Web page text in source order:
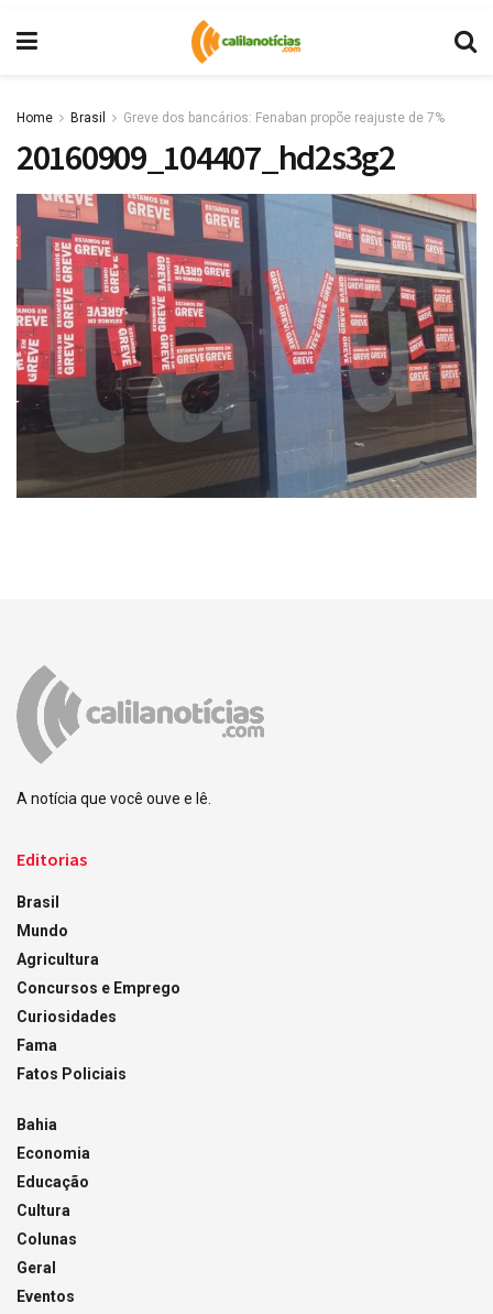
Home Brasil Greve dos bancários: Fenaban propõe reajuste de 7%
20160909_104407_hd2s3g2
A notícia que você ouve e lê.
Editorias
Brasil
Mundo
Agricultura
Concursos e Emprego
Curiosidades
Fama
Fatos Policiais
Bahia
Economia
Educação
Cultura
Colunas
Geral
Eventos